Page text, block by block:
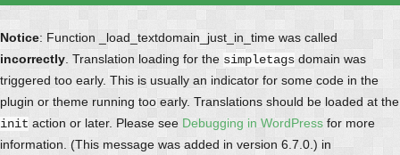
Notice: Function _load_textdomain_just_in_time was called
incorrectly . Translation loading for the simpletags domain was
triggered too early. This is usually an indicator for some code in the
plugin or theme running too early. Translations should be loaded at the
init action or later. Please see Debugging in WordPress for more
information. (This message was added in version 6.7.0.) in